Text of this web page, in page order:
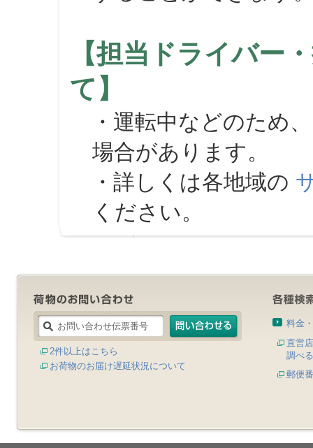
【担当ドライバー
て】
・運転中などのため
場合があります。
・詳しくは各地域の
ください。
2件以上はこちら
お荷物のお届け遅延状況について
料金
直営
調べる
郵便